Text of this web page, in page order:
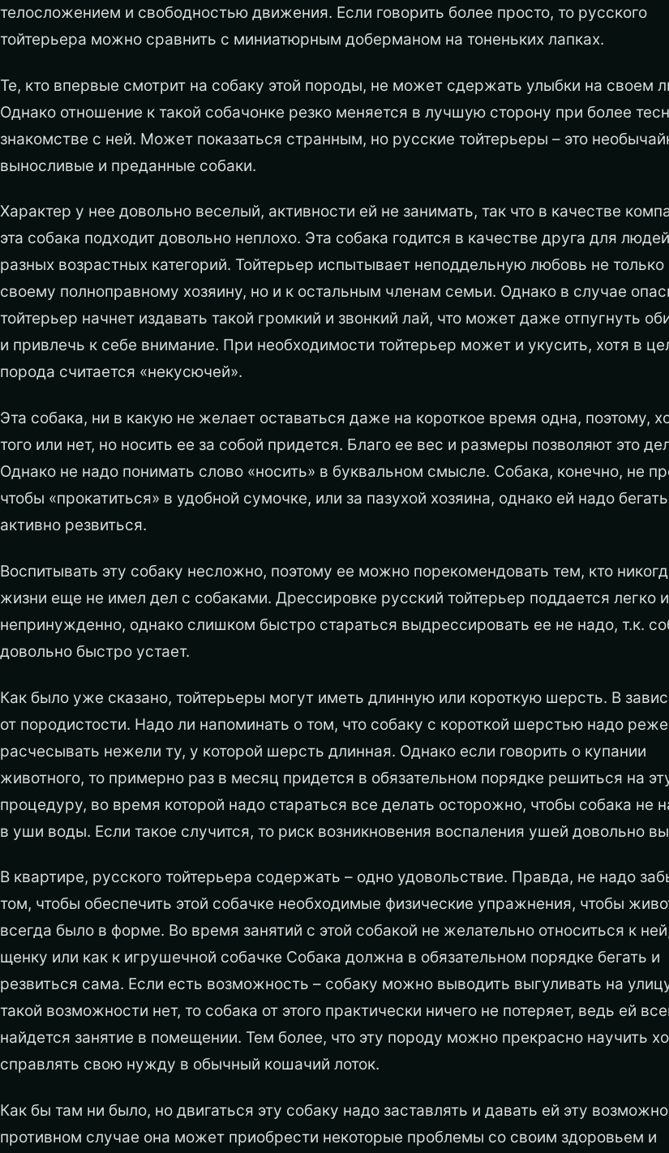
телосложением и свободностью движения. Если говорить более просто, то русского
тойтерьера можно сравнить с миниатюрным доберманом на тоненьких лапках.
Те, кто впервые смотрит на собаку этой породы, не может сдержать улыбки на своем
Однако отношение к такой собачонке резко меняется в лучшую сторону при более
знакомстве с ней. Может показаться странным, но русские тойтерьеры – это
выносливые и преданные собаки.
Характер у нее довольно веселый, активности ей не занимать, так что в качестве
эта собака подходит довольно неплохо. Эта собака годится в качестве друга для людей
разных возрастных категорий. Тойтерьер испытывает неподдельную любовь не только
своему полноправному хозяину, но и к остальным членам семьи. Однако в случае
тойтерьер начнет издавать такой громкий и звонкий лай, что может даже отпугнуть
и привлечь к себе внимание. При необходимости тойтерьер может и укусить, хотя в
порода считается «некусючей».
Эта собака, ни в какую не желает оставаться даже на короткое время одна, поэтому,
того или нет, но носить ее за собой придется. Благо ее вес и размеры позволяют это
Однако не надо понимать слово «носить» в буквальном смысле. Собака, конечно, не
чтобы «прокатиться» в удобной сумочке, или за пазухой хозяина, однако ей надо
активно резвиться.
Воспитывать эту собаку несложно, поэтому ее можно порекомендовать тем, кто
жизни еще не имел дел с собаками. Дрессировке русский тойтерьер поддается легко и
непринужденно, однако слишком быстро стараться выдрессировать ее не надо, т.к.
довольно быстро устает.
Как было уже сказано, тойтерьеры могут иметь длинную или короткую шерсть. В
от породистости. Надо ли напоминать о том, что собаку с короткой шерстью надо реже
расчесывать нежели ту, у которой шерсть длинная. Однако если говорить о купании
животного, то примерно раз в месяц придется в обязательном порядке решиться на
процедуру, во время которой надо стараться все делать осторожно, чтобы собака не
в уши воды. Если такое случится, то риск возникновения воспаления ушей довольно
В квартире, русского тойтерьера содержать – одно удовольствие. Правда, не надо
том, чтобы обеспечить этой собачке необходимые физические упражнения, чтобы
всегда было в форме. Во время занятий с этой собакой не желательно относиться к
щенку или как к игрушечной собачке Собака должна в обязательном порядке бегать и
резвиться сама. Если есть возможность – собаку можно выводить выгуливать на
такой возможности нет, то собака от этого практически ничего не потеряет, ведь ей
найдется занятие в помещении. Тем более, что эту породу можно прекрасно научить
справлять свою нужду в обычный кошачий лоток.
Как бы там ни было, но двигаться эту собаку надо заставлять и давать ей эту
противном случае она может приобрести некоторые проблемы со своим здоровьем и